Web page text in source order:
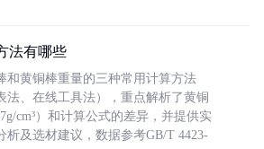
法有哪些
和黄铜棒重量的三种常用计算方法
法、在线工具法），重点解析了黄铜
cm³）和计算公式的差异，并提供实
析及选材建议，数据参考GB/T 4423-